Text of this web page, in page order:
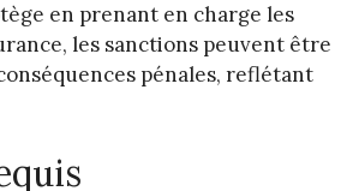
en prenant en charge les
les sanctions peuvent être
pénales, reflétant